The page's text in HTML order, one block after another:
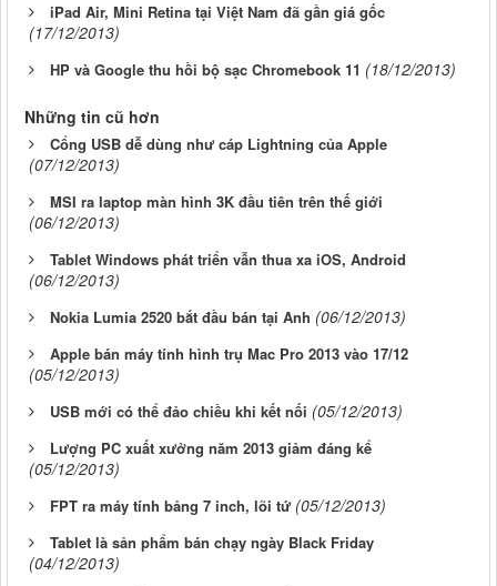
iPad Air, Mini Retina tại Việt Nam đã gần giá gốc
(17/12/2013)
HP và Google thu hồi bộ sạc Chromebook 11 (18/12/2013)
Những tin cũ hơn
Cổng USB dễ dùng như cáp Lightning của Apple
(07/12/2013)
MSI ra laptop màn hình 3K đầu tiên trên thế giới
(06/12/2013)
Tablet Windows phát triển vẫn thua xa iOS, Android
(06/12/2013)
Nokia Lumia 2520 bắt đầu bán tại Anh (06/12/2013)
Apple bán máy tính hình trụ Mac Pro 2013 vào 17/12
(05/12/2013)
USB mới có thể đảo chiều khi kết nối (05/12/2013)
Lượng PC xuất xưởng năm 2013 giảm đáng kể
(05/12/2013)
FPT ra máy tính bảng 7 inch, lõi tứ (05/12/2013)
Tablet là sản phẩm bán chạy ngày Black Friday
(04/12/2013)